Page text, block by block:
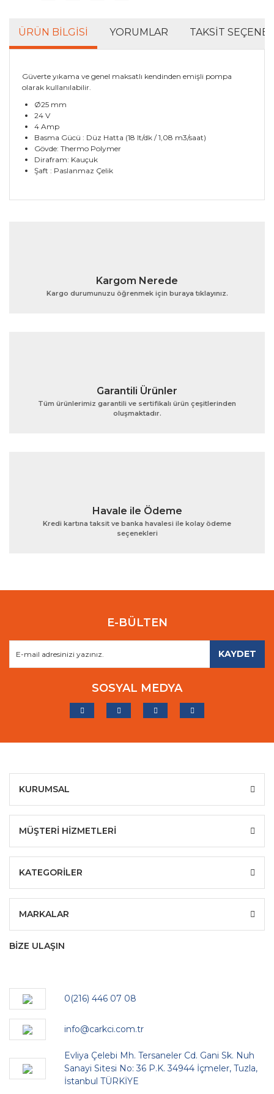
ÜRÜN BILGISI YORUMLAR TAKSIT
Güverte yıkama ve genel maksatlı kendinden emişli pompa
olarak kullanılabilir.
Ø25 mm
24 V
4 Amp
Basma Gücü : Düz Hatta (18 lt/dk / 1,08 m3/saat)
Gövde: Thermo Polymer
Dirafram: Kauçuk
Şaft : Paslanmaz Çelik
Bu ürünün fiyat bilgisi, resim, ürün açıklamalarında ve
Ürün açıklamasında eksik bilgiler bulunuyor.
Gönder
Kargom Nerede
Kargo durumunuzu öğrenmek için buraya tıklayınız.
Garantili Ürünler
Tüm ürünlerimiz garantili ve sertifikalı ürün çeşitlerinden
oluşmaktadır.
Havale ile Ödeme
Kredi kartına taksit ve banka havalesi ile kolay ödeme
seçenekleri
E-BÜLTEN
KAYDET
SOSYAL MEDYA
KURUMSAL
MÜŞTERİ HİZMETLERİ
KATEGORİLER
MARKALAR
BİZE ULAŞIN
0(216) 446 07 08
info@carkci.com.tr
Evliya Çelebi Mh. Tersaneler Cd. Gani Sk. Nuh
Sanayi Sitesi No: 36 P.K. 34944 İçmeler, Tuzla,
İstanbul TÜRKİYE